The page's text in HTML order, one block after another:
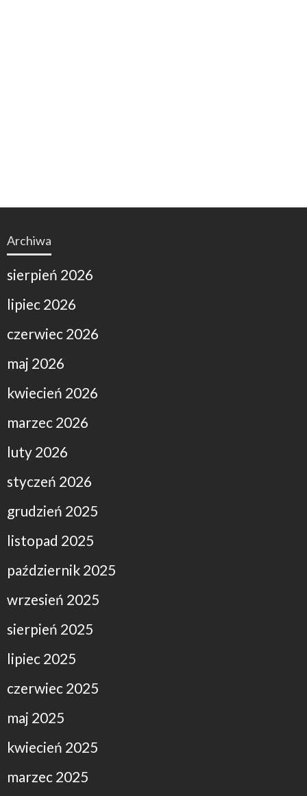
Archiwa
sierpień 2026
lipiec 2026
czerwiec 2026
maj 2026
kwiecień 2026
marzec 2026
luty 2026
styczeń 2026
grudzień 2025
listopad 2025
październik 2025
wrzesień 2025
sierpień 2025
lipiec 2025
czerwiec 2025
maj 2025
kwiecień 2025
marzec 2025